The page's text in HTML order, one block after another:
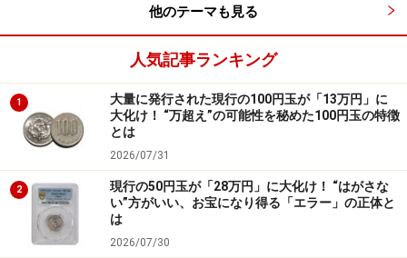
就職したくてもできなかった時代。その影響は今もずっ
と続いているようです。
＜関連記事＞
老後のお金が危ない就職氷河期世代はどうする？
労働局に聞いた！ 就職氷河期世代が受けられる“就
職支援サービス”
「本当に羨ましい限りです」就職氷河期世代・44歳
派遣社員が“バブル世代”に抱く不満
他のテーマも見る
人気記事ランキング
1
大量に発行された現行の100円玉が「13万円」に
大化け！ “万超え”の可能性を秘めた100円玉の特徴
とは
2026/07/31
2
現行の50円玉が「28万円」に大化け！ “はがさな
い”方がいい、お宝になり得る「エラー」の正体と
は
2026/07/30